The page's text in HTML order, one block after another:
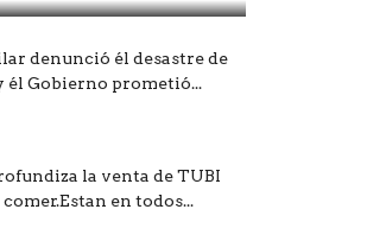
denunció él desastre de
él Gobierno prometió...
la venta de TUBI
comer.Estan en todos...